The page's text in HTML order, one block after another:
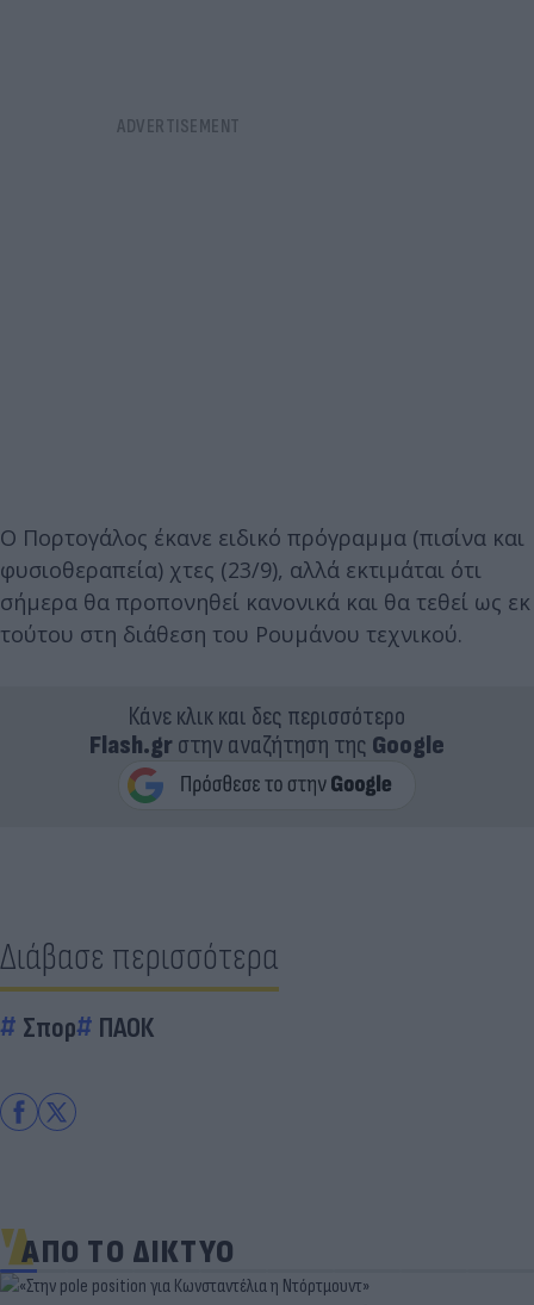
Ο Πορτογάλος έκανε ειδικό πρόγραμμα (πισίνα και
φυσιοθεραπεία) χτες (23/9), αλλά εκτιμάται ότι
σήμερα θα προπονηθεί κανονικά και θα τεθεί ως εκ
τούτου στη διάθεση του Ρουμάνου τεχνικού.
Κάνε κλικ και δες περισσότερο
Flash.grστην αναζήτηση της Google
Διάβασε περισσότερα
Σπορ ΠΑΟΚ
ΑΠΟ ΤΟ ΔΙΚΤΥΟ